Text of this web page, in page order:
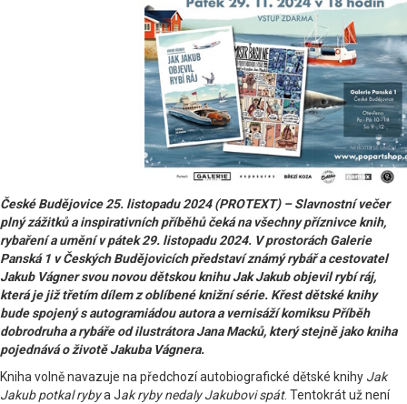
České Budějovice 25. listopadu 2024 (PROTEXT) – Slavnostní večer
plný zážitků a inspirativních příběhů čeká na všechny příznivce knih,
rybaření a umění v pátek 29. listopadu 2024. V prostorách Galerie
Panská 1 v Českých Budějovicích představí známý rybář a cestovatel
Jakub Vágner svou novou dětskou knihu Jak Jakub objevil rybí ráj,
která je již třetím dílem z oblíbené knižní série. Křest dětské knihy
bude spojený s autogramiádou autora a vernisáží komiksu Příběh
dobrodruha a rybáře od ilustrátora Jana Macků, který stejně jako kniha
pojednává o životě Jakuba Vágnera.
Kniha volně navazuje na předchozí autobiografické dětské knihy Jak
Jakub potkal rybya Jak ryby nedaly Jakubovi spát. Tentokrát už není